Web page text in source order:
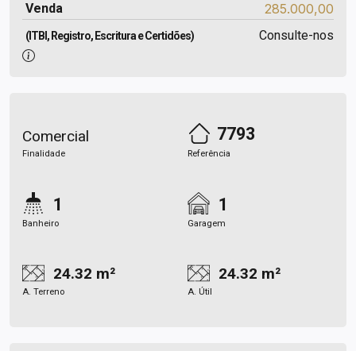
Venda
285.000,00
(ITBI, Registro, Escritura e Certidões) Consulte-nos
Comercial
Finalidade
7793
Referência
1
Banheiro
1
Garagem
24.32 m²
A. Terreno
24.32 m²
A. Útil